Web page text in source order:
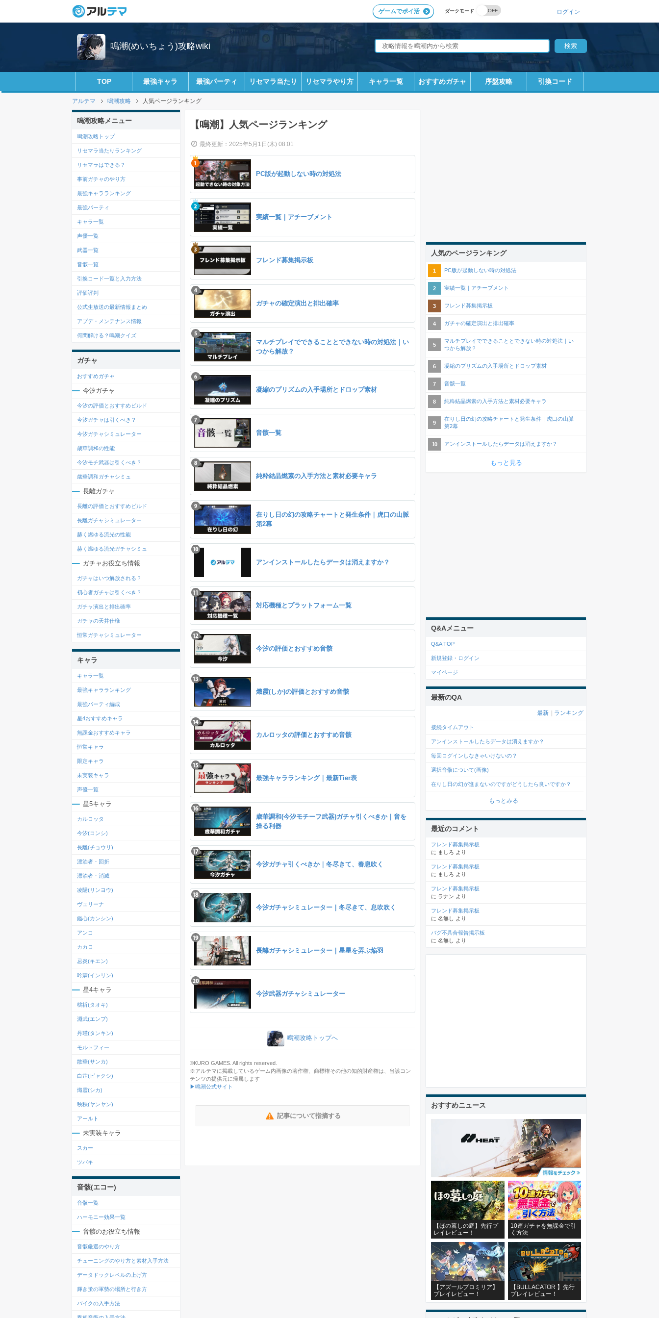
ダークモード
ゲームでポイ活 ログイン
鳴潮(めいちょう)攻略wiki
TOP 最強キャラ 最強パーティ リセマラ当たり リセマラやり方 キャラ一覧 おすすめガチャ 序盤攻略 引換コード
アルテマ 鳴潮攻略 人気ページランキング
【鳴潮】人気ページランキング
最終更新：2025年5月1日(木) 08:01
PC版が起動しない時の対処法
実績一覧｜アチーブメント
フレンド募集掲示板
ガチャの確定演出と排出確率
マルチプレイでできることとできない時の対処法｜い
つから解放？
凝縮のプリズムの入手場所とドロップ素材
音骸一覧
純粋結晶燃素の入手方法と素材必要キャラ
在りし日の幻の攻略チャートと発生条件｜虎口の山脈
第2幕
アンインストールしたらデータは消えますか？
対応機種とプラットフォーム一覧
今汐の評価とおすすめ音骸
熾霞(しか)の評価とおすすめ音骸
カルロッタの評価とおすすめ音骸
最強キャラランキング｜最新Tier表
歳華調和(今汐モチーフ武器)ガチャ引くべきか｜音を
操る利器
今汐ガチャ引くべきか｜冬尽きて、春息吹く
今汐ガチャシミュレーター｜冬尽きて、息吹吹く
長離ガチャシミュレーター｜星星を弄ぶ焔羽
今汐武器ガチャシミュレーター
鳴潮攻略トップへ
©KURO GAMES. All rights reserved.
※アルテマに掲載しているゲーム内画像の著作権、商標権その他の知的財産権は、当該コン
テンツの提供元に帰属します
▶鳴潮公式サイト
記事について指摘する
鳴潮攻略メニュー
鳴潮攻略トップ
リセマラ当たりランキング
リセマラはできる？
事前ガチャのやり方
最強キャラランキング
最強パーティ
キャラ一覧
声優一覧
武器一覧
音骸一覧
引換コード一覧と入力方法
評価評判
公式生放送の最新情報まとめ
アプデ・メンテナンス情報
何問解ける？鳴潮クイズ
ガチャ
おすすめガチャ
今汐ガチャ
今汐の評価とおすすめビルド
今汐ガチャは引くべき？
今汐ガチャシミュレーター
歳華調和の性能
今汐モチ武器は引くべき？
歳華調和ガチャシミュ
長離ガチャ
長離の評価とおすすめビルド
長離ガチャシミュレーター
赫く燃ゆる流光の性能
赫く燃ゆる流光ガチャシミュ
ガチャお役立ち情報
ガチャはいつ解放される？
初心者ガチャは引くべき？
ガチャ演出と排出確率
ガチャの天井仕様
恒常ガチャシミュレーター
キャラ
キャラ一覧
最強キャラランキング
最強パーティ編成
星4おすすめキャラ
無課金おすすめキャラ
恒常キャラ
限定キャラ
未実装キャラ
声優一覧
星5キャラ
カルロッタ
今汐(コンシ)
長離(チョウリ)
漂泊者・回折
漂泊者・消滅
凌陽(リンヨウ)
ヴェリーナ
鑑心(カンシン)
アンコ
カカロ
忌炎(キエン)
吟霖(インリン)
星4キャラ
桃祈(タオキ)
淵武(エンブ)
丹瑾(タンキン)
モルトフィー
散華(サンカ)
白芷(ビャクシ)
熾霞(シカ)
秧秧(ヤンヤン)
アールト
未実装キャラ
スカー
ツバキ
音骸(エコー)
音骸一覧
ハーモニー効果一覧
音骸のお役立ち情報
音骸厳選のやり方
チューニングのやり方と素材入手方法
データドックレベルの上げ方
輝き蛍の軍勢の場所と行き方
バイクの入手方法
人気のページランキング
PC版が起動しない時の対処法
実績一覧｜アチーブメント
フレンド募集掲示板
ガチャの確定演出と排出確率
マルチプレイでできることとできない時の対処法｜い
つから解放？
凝縮のプリズムの入手場所とドロップ素材
音骸一覧
純粋結晶燃素の入手方法と素材必要キャラ
在りし日の幻の攻略チャートと発生条件｜虎口の山脈
第2幕
アンインストールしたらデータは消えますか？
もっと見る
Q&Aメニュー
Q&A TOP
新規登録・ログイン
マイページ
最新のQA
最新 ランキング
接続タイムアウト
アンインストールしたらデータは消えますか？
毎回ログインしなきゃいけないの？
選択音骸について(画像)
在りし日の幻が進まないのですがどうしたら良いですか？
もっとみる
最近のコメント
フレンド募集掲示板
に ましろ より
フレンド募集掲示板
に ましろ より
フレンド募集掲示板
に ラナン より
フレンド募集掲示板
に 名無し より
バグ不具合報告掲示板
に 名無し より
おすすめニュース
【ほの暮しの庭】先行プ
レイレビュー！
10連ガチャを無課金で引
く方法
【アズールプロミリア】
プレイレビュー！
【BULLACATOR 】先行
プレイレビュー！